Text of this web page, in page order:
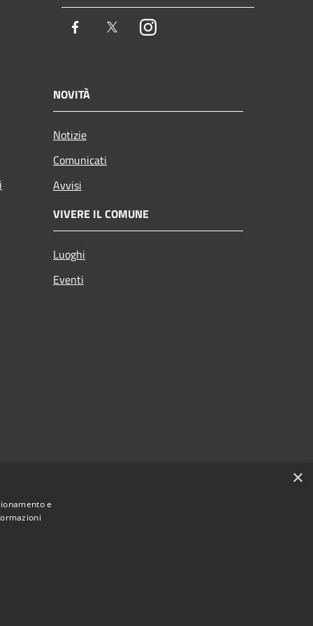
Facebook TwitterInstagram
NOVITÀ
Notizie
Comunicati
Avvisi
VIVERE IL COMUNE
Luoghi
Eventi
×
e